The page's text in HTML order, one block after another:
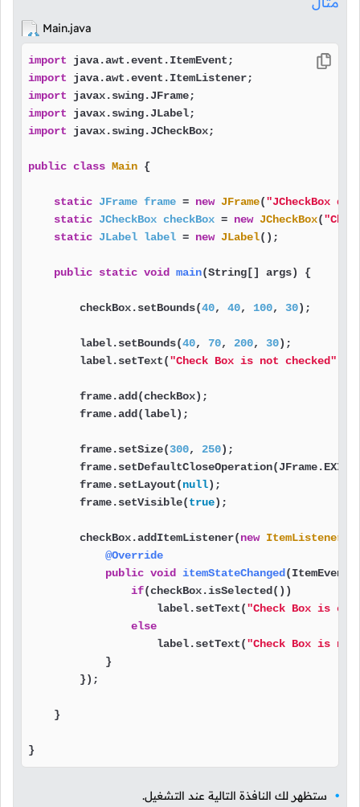
Main.java
import
import
import
import
import javax.swing.JCheckBox;
public class Main {
static JFrame frame = new JFrame("JCheckBox
static JCheckBox checkBox = new JCheckBox(
static JLabel label = new JLabel
public static void main(String[] args) {
        checkBox.setBounds(
40, 40, 100, 30
        label.setBounds(
40, 70, 200, 30
        label.setText(
"Check Box is not checked"
        frame.setSize(
300, 250
        frame.setLayout(
null
        frame.setVisible(
true
        checkBox.addItemListener(
new ItemListener
@Override
public void itemStateChanged (ItemEvent
if
                    label.setText(
"Check Box is
else
                    label.setText(
"Check Box is not
            }
        });
    }
}
ستظهر لك النافذة التالية عند التشغيل.